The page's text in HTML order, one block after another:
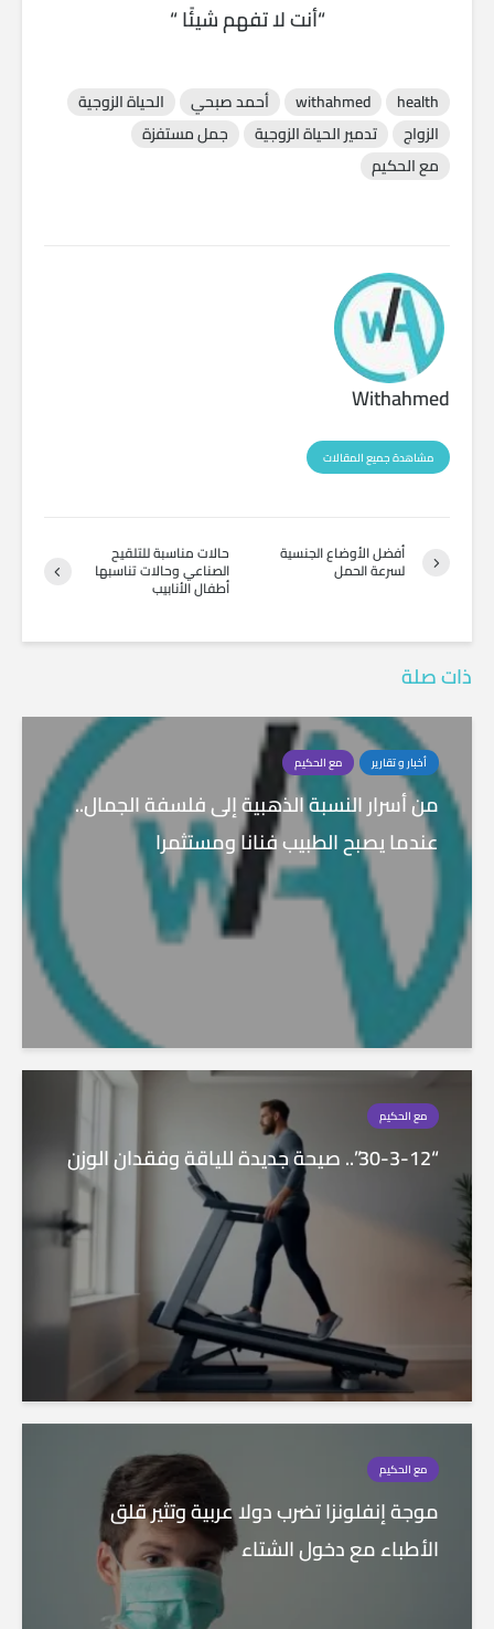
“أنت لا تفهم شيئًا “
health
withahmed أحمد صبحي
الحياة الزوجية
الزواج
تدمير الحياة الزوجية
جمل مستفزة
مع الحكيم
Withahmed
مشاهدة جميع المقالات
حالات مناسبة للتلقيح
الصناعي وحالات تناسبها
أطفال الأنابيب
أفضل الأوضاع الجنسية
لسرعة الحمل
ذات صلة
أخبار و تقارير مع الحكيم
من أسرار النسبة الذهبية إلى فلسفة الجمال..
عندما يصبح الطبيب فنانا ومستثمرا
مع الحكيم
“30-3-12”.. صيحة جديدة للياقة وفقدان الوزن
مع الحكيم
موجة إنفلونزا تضرب دولا عربية وتثير قلق
الأطباء مع دخول الشتاء